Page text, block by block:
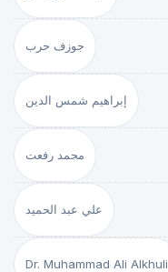
جوزف حرب
إبراهيم شمس الدين
محمد رفعت
علي عبد الحميد
Dr. Muhammad Ali Alkhuli